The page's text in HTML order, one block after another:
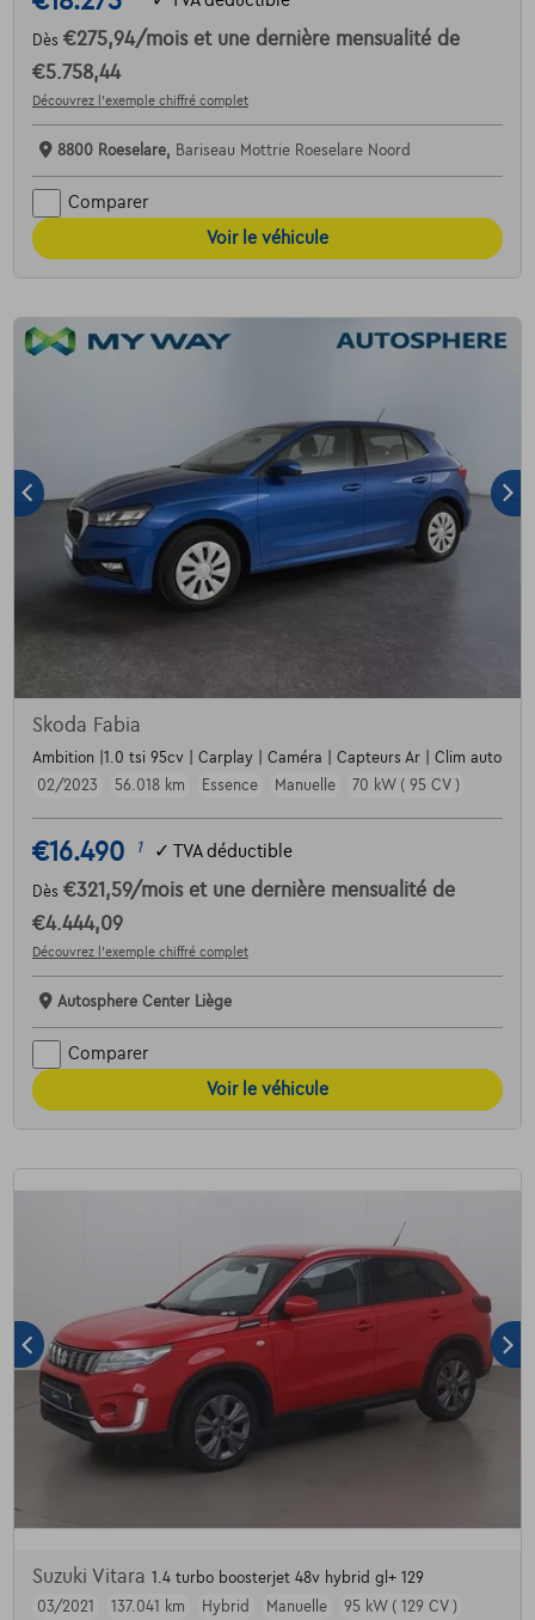
Dès €275,94/mois et une dernière mensualité de
€5.758,44
Découvrez l’exemple chiffré complet
8800 Roeselare, Bariseau Mottrie Roeselare Noord
Comparer
Voir le véhicule
Skoda Fabia
Ambition |1.0 tsi 95cv | Carplay | Caméra | Capteurs Ar | Clim auto
02/2023
56.018 km Essence Manuelle 70 kW ( 95 CV )
€16.490 1 ✓ TVA déductible
Dès €321,59/mois et une dernière mensualité de
€4.444,09
Découvrez l’exemple chiffré complet
Autosphere Center Liège
Comparer
Voir le véhicule
Suzuki Vitara 1.4 turbo boosterjet 48v hybrid gl+ 129
03/2021
137.041 km Hybrid Manuelle 95 kW ( 129 CV )